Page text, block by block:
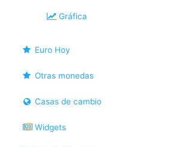
Gráfica
Euro Hoy
Otras monedas
Casas de cambio
Widgets